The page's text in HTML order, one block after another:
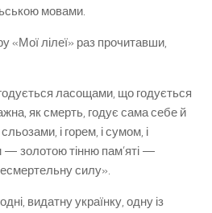
мовами.
«Мої лілеї» раз прочитавши,
ласощами, що годується
як смерть, годує сама себе й
і горем, і сумом, і
— золотою тінню пам’яті —
силу».
видатну українку, одну із